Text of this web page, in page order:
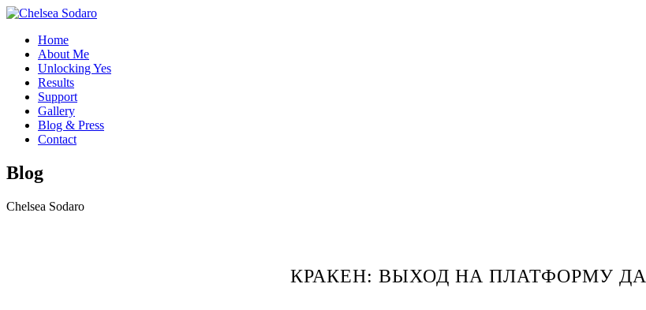
Home
About Me
Unlocking Yes
Results
Support
Gallery
Blog & Press
Contact
Blog
Chelsea Sodaro
КРАКЕН: ВЫХОД НА ПЛАТФОРМУ